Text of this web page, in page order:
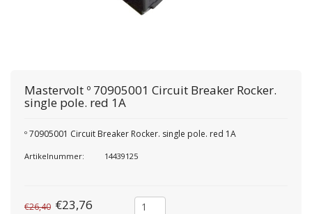
Mastervolt º 70905001 Circuit Breaker Rocker.
single pole. red 1A
º 70905001 Circuit Breaker Rocker. single pole. red 1A
Artikelnummer: 14439125
€26,40 €23,76